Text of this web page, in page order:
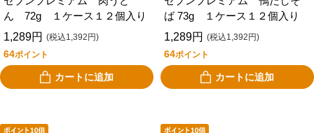
ん 72g １ケース１２個入り
1,289円 (税込1,392円)
64ポイント
カートに追加
ば 73g １ケース１２個入り
1,289円 (税込1,392円)
64ポイント
カートに追加